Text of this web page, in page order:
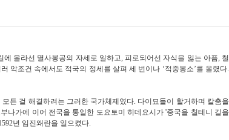
에 올라선 멸사봉공의 자세로 일하고,피로되어선 자식을 잃는 아픔, 철
악조건 속에서도 적국의 정세를 살펴 세 번이나 ‘적중봉소’를 올렸다.
모든 걸 해결하려는 그러한 국가체제였다. 다이묘들이 할거하며 칼춤을
나가에 이어 전국을 통일한 도요토미 히데요시가 '중국을 칠테니 길을
년 임진왜란을 일으켰다.